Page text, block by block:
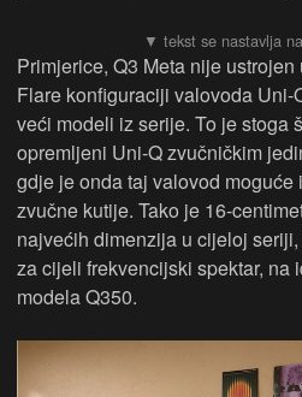
Primjerice, Q3 Meta nije
Flare konfiguraciji valovoda Uni-
veći modeli iz serije. To je stoga
opremljeni Uni-Q zvučničkim
gdje je onda taj valovod
zvučne kutije. Tako je 16-
najvećih dimenzija u cijeloj
za cijeli frekvencijski spektar, na
modela Q350.